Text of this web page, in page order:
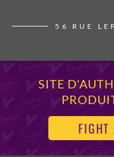
56 RUE
SITE
FIGHT